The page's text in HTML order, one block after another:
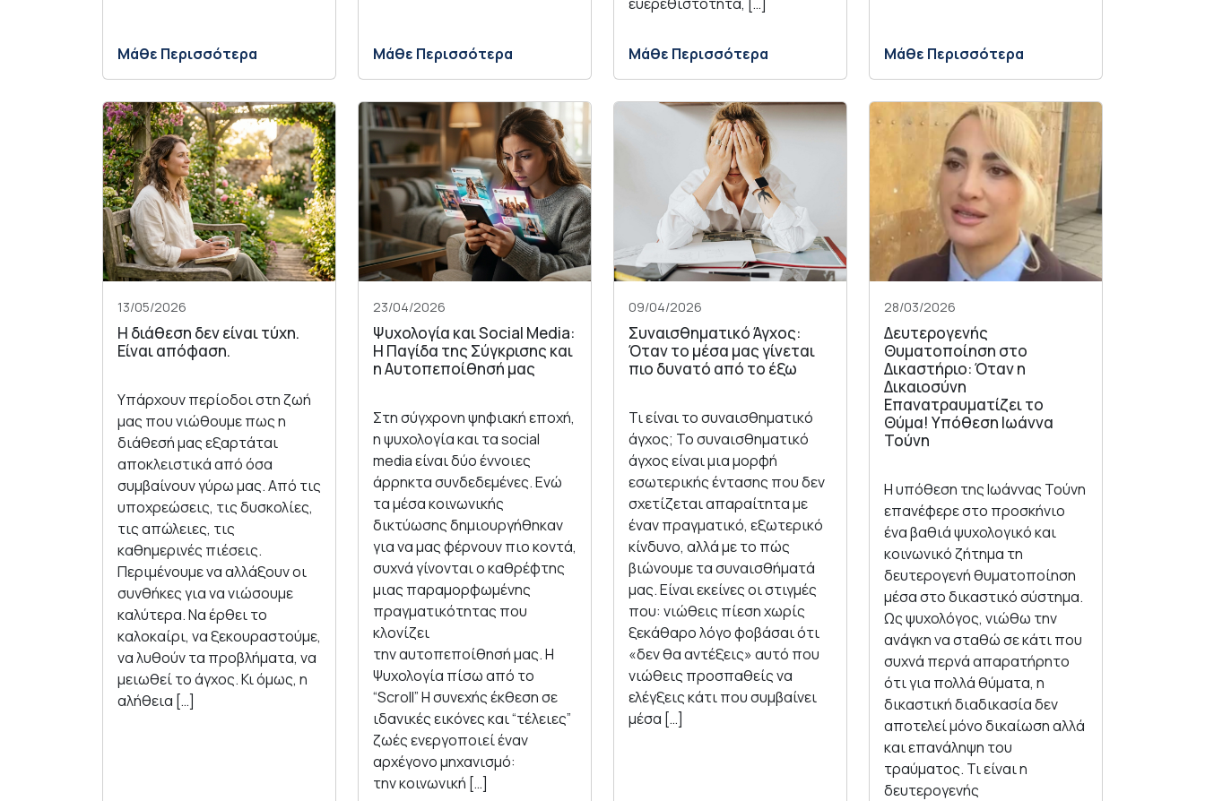
Μάθε Περισσότερα Μάθε Περισσότερα Μάθε Περισσότερα Μάθε Περισσότερα
13/05/2026
Η διάθεση δεν είναι τύχη.
Είναι απόφαση.
Υπάρχουν περίοδοι στη ζωή
μας που νιώθουμε πως η
διάθεσή μας εξαρτάται
αποκλειστικά από όσα
συμβαίνουν γύρω μας. Από τις
υποχρεώσεις, τις δυσκολίες,
τις απώλειες, τις
καθημερινές πιέσεις.
Περιμένουμε να αλλάξουν οι
συνθήκες για να νιώσουμε
καλύτερα. Να έρθει το
καλοκαίρι, να ξεκουραστούμε,
να λυθούν τα προβλήματα, να
μειωθεί το άγχος. Κι όμως, η
αλήθεια […]
23/04/2026
Ψυχολογία και Social Media:
Η Παγίδα της Σύγκρισης και
η Αυτοπεποίθησή μας
Στη σύγχρονη ψηφιακή εποχή,
η ψυχολογία και τα social
media είναι δύο έννοιες
άρρηκτα συνδεδεμένες. Ενώ
τα μέσα κοινωνικής
δικτύωσης δημιουργήθηκαν
για να μας φέρνουν πιο κοντά,
συχνά γίνονται ο καθρέφτης
μιας παραμορφωμένης
πραγματικότητας που
κλονίζει
την αυτοπεποίθησή μας. Η
Ψυχολογία πίσω από το
“Scroll” Η συνεχής έκθεση σε
ιδανικές εικόνες και “τέλειες”
ζωές ενεργοποιεί έναν
αρχέγονο μηχανισμό:
την κοινωνική […]
09/04/2026
Συναισθηματικό Άγχος:
Όταν το μέσα μας γίνεται
πιο δυνατό από το έξω
Τι είναι το συναισθηματικό
άγχος; Το συναισθηματικό
άγχος είναι μια μορφή
εσωτερικής έντασης που δεν
σχετίζεται απαραίτητα με
έναν πραγματικό, εξωτερικό
κίνδυνο, αλλά με το πώς
βιώνουμε τα συναισθήματά
μας. Είναι εκείνες οι στιγμές
που: νιώθεις πίεση χωρίς
ξεκάθαρο λόγο φοβάσαι ότι
«δεν θα αντέξεις» αυτό που
νιώθεις προσπαθείς να
ελέγξεις κάτι που συμβαίνει
μέσα […]
28/03/2026
Δευτερογενής
Θυματοποίηση στο
Δικαστήριο: Όταν η
Δικαιοσύνη
Επανατραυματίζει το
Θύμα! Υπόθεση Ιωάννα
Τούνη
Η υπόθεση της Ιωάννας Τούνη
επανέφερε στο προσκήνιο
ένα βαθιά ψυχολογικό και
κοινωνικό ζήτημα τη
δευτερογενή θυματοποίηση
μέσα στο δικαστικό σύστημα.
Ως ψυχολόγος, νιώθω την
ανάγκη να σταθώ σε κάτι που
συχνά περνά απαρατήρητο
ότι για πολλά θύματα, η
δικαστική διαδικασία δεν
αποτελεί μόνο δικαίωση αλλά
και επανάληψη του
τραύματος. Τι είναι η
δευτερογενής